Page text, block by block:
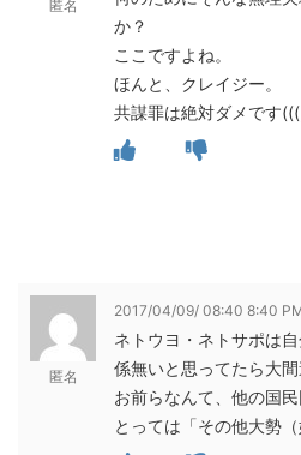
匿名
か？
ここですよね。
ほんと、クレイジー。
共謀罪は絶対ダメです
匿名
2017/04/09/ 08:40 8:40
ネトウヨ・ネトサポは
係無いと思ってたら大
お前らなんて、他の国
とっては「その他大勢